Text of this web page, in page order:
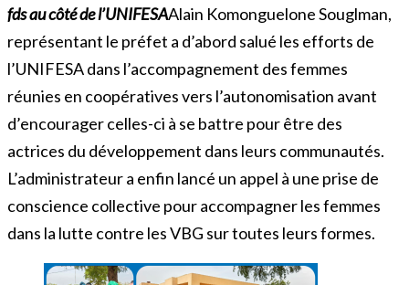
fds au côté de l’UNIFESAAlain Komonguelone Souglman,
représentant le préfet a d’abord salué les efforts de
l’UNIFESA dans l’accompagnement des femmes
réunies en coopératives vers l’autonomisation avant
d’encourager celles-ci à se battre pour être des
actrices du développement dans leurs communautés.
L’administrateur a enfin lancé un appel à une prise de
conscience collective pour accompagner les femmes
dans la lutte contre les VBG sur toutes leurs formes.